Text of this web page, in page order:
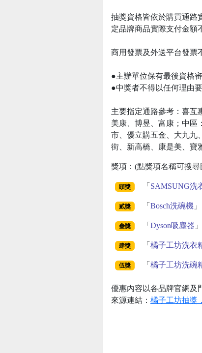
抽獎資格皆依於購買通路
定品牌商品實際支付金額
商用發票及外送平台發票
●主辦單位保有最後資格
●中獎者不得以任何理由
主要指定通路參考：喜互
美康、博昱、富康；中區
市、優立購五金、大九九
街、新高橋、康是美、寶
獎項：(點獎項名稱可搜尋
頭獎 「 SAMSUNG洗
貳獎 「 Bosch洗碗機」
叁獎 「 Dyson吸塵器 」
肆獎 「 橘子工坊洗衣
伍獎 「 橘子工坊洗碗
優惠內容以各品牌官網及
來源連結： 橘子工坊抽獎